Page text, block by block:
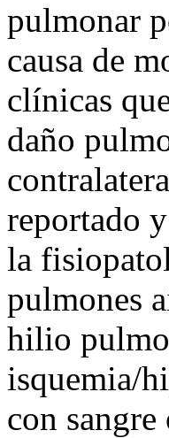
pulmonar
causa de
clínicas
daño
reportado
la
pulmones
hilio
isquemia/
con